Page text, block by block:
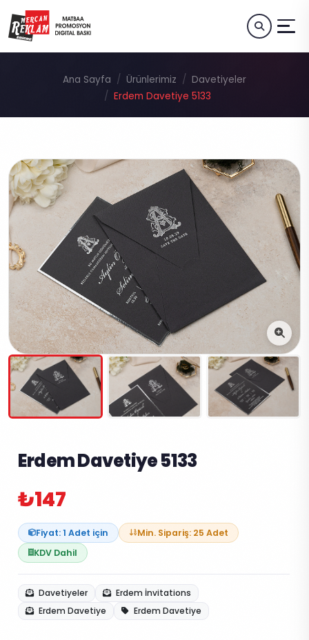
Ana Sayfa Ürünlerimiz
Davetiyeler
Erdem Davetiye 5133
Erdem Davetiye 5133
₺147
Fiyat: 1 Adet için
Min. Sipariş: 25 Adet
KDV Dahil
Davetiyeler
Erdem İnvitations
Erdem Davetiye
Erdem Davetiye